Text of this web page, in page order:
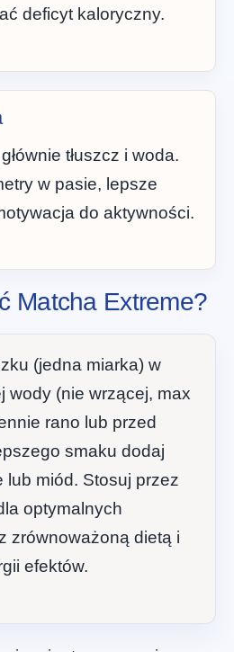
deficyt kaloryczny.
tłuszcz i woda.
w pasie, lepsze
do aktywności.
Matcha Extreme?
(jedna miarka) w
wody (nie wrzącej, max
rano lub przed
smaku dodaj
lub miód. Stosuj przez
optymalnych
zrównoważoną dietą i
efektów.